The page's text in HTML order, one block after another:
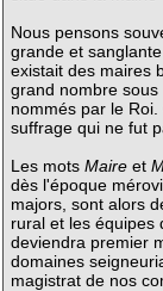
Nous pensons
grande et
existait des maires
grand nombre
nommés par le
suffrage qui ne fut
Les mots Maireet
dès l'époque
majors, sont alors
rural et les équipes
deviendra premier
domaines
magistrat de nos